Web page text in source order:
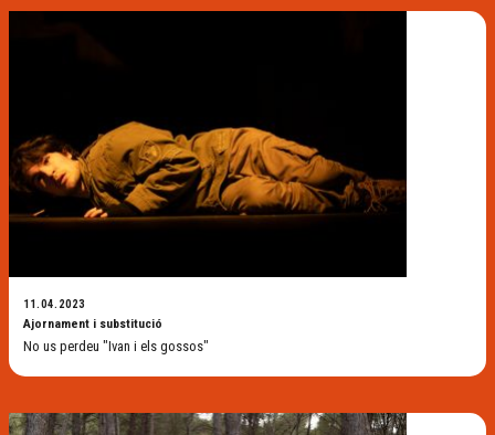
11.04.2023
Ajornament i substitució
No us perdeu "Ivan i els gossos"